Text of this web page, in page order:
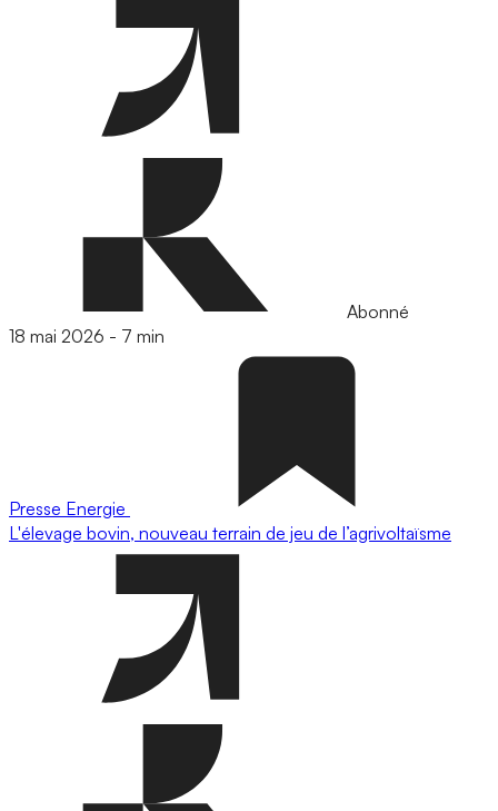
Abonné
18 mai 2026 - 7 min
Presse Energie
L'élevage bovin, nouveau terrain de jeu de l’agrivoltaïsme